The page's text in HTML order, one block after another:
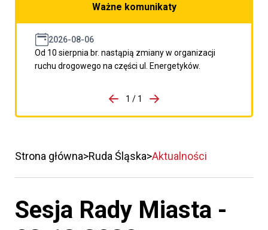
Ważne komunikaty
2026-08-06
Od 10 sierpnia br. nastąpią zmiany w organizacji
ruchu drogowego na części ul. Energetyków.
porzpedniego komunikatu
1 / 1
Przejdź do następnego
Strona główna Ruda Śląska Aktualności
Sesja Rady Miasta -